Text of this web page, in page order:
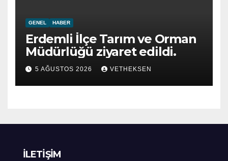
GENEL HABER
Erdemli İlçe Tarım ve Orman
Müdürlüğü ziyaret edildi.
5 AĞUSTOS 2026 VETHEKSEN
İLETIŞIM